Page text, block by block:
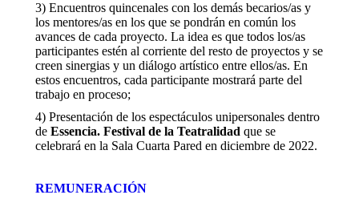
3) Encuentros quincenales con los demás becarios/as y
los mentores/as en los que se pondrán en común los
avances de cada proyecto. La idea es que todos los/as
participantes estén al corriente del resto de proyectos y se
creen sinergias y un diálogo artístico entre ellos/as. En
estos encuentros, cada participante mostrará parte del
trabajo en proceso;
4) Presentación de los espectáculos unipersonales dentro
de Essencia. Festival de la Teatralidad que se
celebrará en la Sala Cuarta Pared en diciembre de 2022.
REMUNERACIÓN